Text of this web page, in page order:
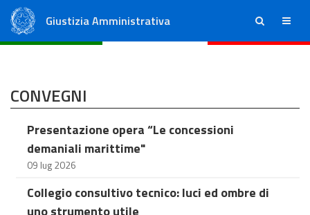
Giustizia Amministrativa ricerca menu
CONVEGNI
Presentazione opera “Le concessioni
demaniali marittime"
09 lug 2026
Collegio consultivo tecnico: luci ed ombre di
uno strumento utile